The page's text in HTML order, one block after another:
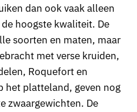
dan ook vaak alleen
hoogste kwaliteit. De
soorten en maten, maar
met verse kruiden,
Roquefort en
het platteland, geven nog
zwaargewichten. De